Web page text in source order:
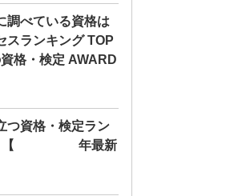
調べている資格は
スランキング TOP
格・検定 AWARD
つ資格・検定ラン
【2026年最新